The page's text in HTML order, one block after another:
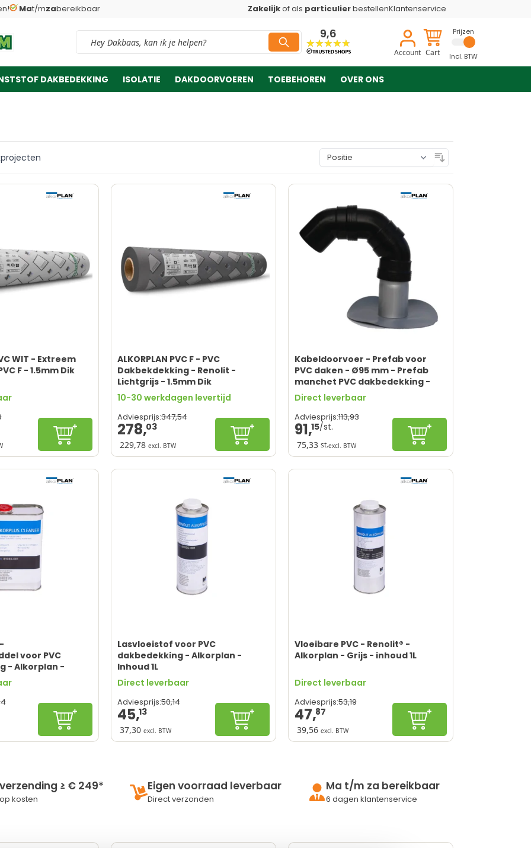
Mat/mzabereikbaar Zakelijkof als particulierbestellenKlantenservice
Vind snel jouw product 9,6
Account Cart
Prijzen
Incl. BTW
DAKBEDEKKING ISOLATIE DAKDOORVOEREN TOEBEHOREN OVER ONS
WIT - Extreem
F - 1.5mm Dik
Configureren
zonnepanelen
toegestaan
ALKORPLAN PVC F - PVC
Dakbekdekking - Renolit -
Lichtgrijs - 1.5mm Dik
10-30 werkdagen levertijd
Adviesprijs:347,54
278,03
229,78 excl. BTW
Configureren
Eenvoudig recyclebaar
Verwerking vraagt kennis
Kabeldoorvoer - Prefab voor
PVC daken - Ø95 mm - Prefab
manchet PVC dakbedekking -
Voor airco en
installatiesystemen
Direct leverbaar
Adviesprijs:113,93
91,15
75,33 st.excl. BTW
In winkelwagen
Duurzaam en betrouwbaar
Alleen te gebruiken op PVC daken
voor PVC
- Alkorplan -
In winkelwagen
dakonderhoud
voor PVC
Lasvloeistof voor PVC
dakbedekking - Alkorplan -
Inhoud 1L
Direct leverbaar
Adviesprijs:50,14
45,13
37,30 excl. BTW
In winkelwagen
Duurzaam en weerbestendig
Alleen voor PVC
Vloeibare PVC - Renolit® -
Alkorplan - Grijs - inhoud 1L
Direct leverbaar
Adviesprijs:53,19
47,87
39,56 excl. BTW
In winkelwagen
Versterkt lasnaden
Het ruikt niet heel lekker
≥ € 249*
kosten
Eigen voorraad leverbaar
Direct verzonden
Ma t/m za bereikbaar
6 dagen klantenservice